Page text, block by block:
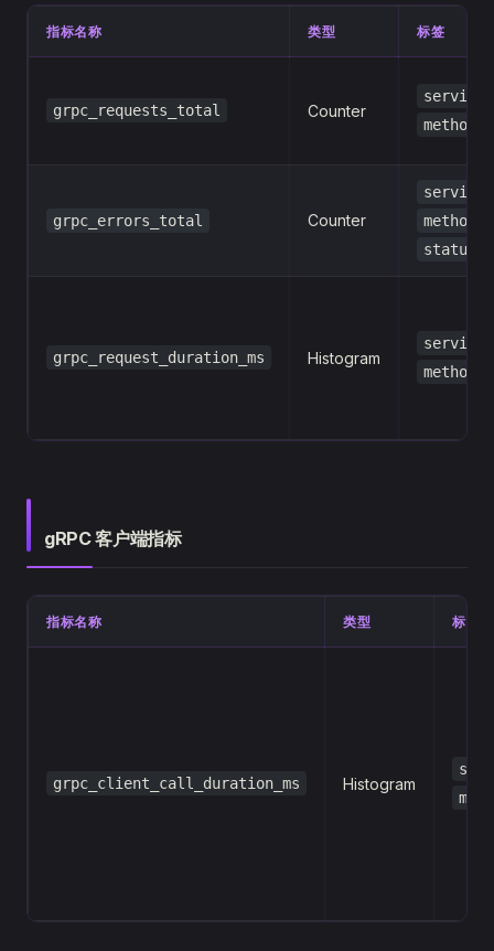
指标名称 类型 标签
grpc_requests_total Counter
service
method
grpc_errors_total Counter
service
method
grpc_request_duration_ms Histogram
service
method
gRPC 客户端指标
指标名称 类型 标签
grpc_client_call_duration_ms Histogram